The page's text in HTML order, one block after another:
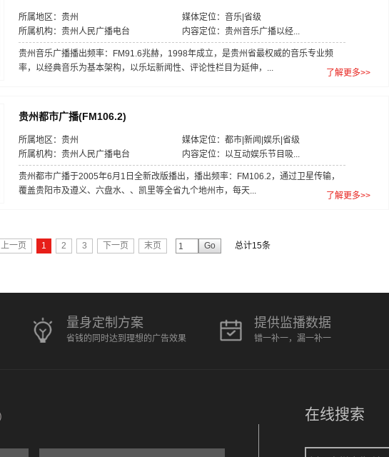
所属地区：贵州
媒体定位：音乐|省级
所属机构：贵州人民广播电台
内容定位：贵州音乐广播以经...
贵州音乐广播播出频率：FM91.6兆赫，1998年成立，是贵州省最权威的音乐专业频
率，以经典音乐为基本架构，以乐坛新闻性、评论性栏目为延伸，...
了解更多>>
贵州都市广播(FM106.2)
所属地区：贵州
媒体定位：都市|新闻|娱乐|省级
所属机构：贵州人民广播电台
内容定位：以互动娱乐节目吸...
贵州都市广播于2005年6月1日全新改版播出，播出频率：FM106.2，通过卫星传输，
覆盖贵阳市及遵义、六盘水、、凯里等全省九个地州市，每天...
了解更多>>
上一页 1 2 3 下一页 末页 Go 总计15条
量身定制方案
省钱的同时达到理想的广告效果
提供监播数据
错一补一，漏一补一
在线搜索